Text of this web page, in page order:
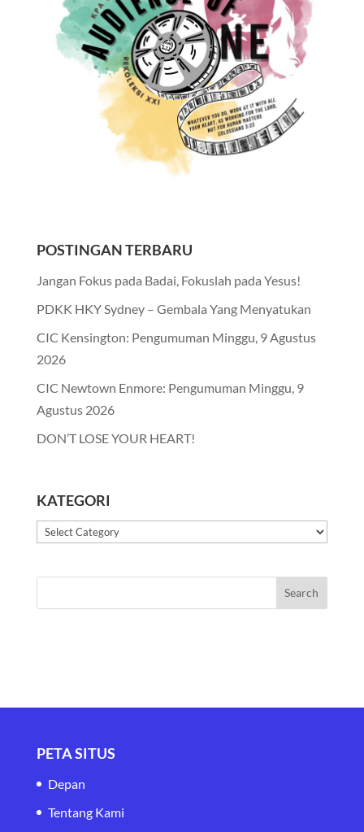
POSTINGAN TERBARU
Jangan Fokus pada Badai, Fokuslah pada Yesus!
PDKK HKY Sydney – Gembala Yang Menyatukan
CIC Kensington: Pengumuman Minggu, 9 Agustus
2026
CIC Newtown Enmore: Pengumuman Minggu, 9
Agustus 2026
DON’T LOSE YOUR HEART!
KATEGORI
Kategori
PETA SITUS
Depan
Tentang Kami